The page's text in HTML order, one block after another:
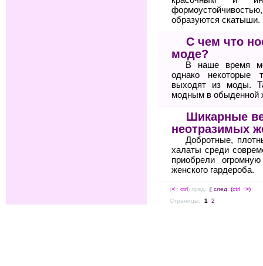
образуются скатыши.
С чем что
моде?
В наше время
однако некоторые
выходят из моды.
модным в обыденной
Шикарные
неотразимых
Добротные,
халаты среди
приобрели
женского гардероба.
(<-- ctrl) пред. ][ след. (ctrl --> )
Страницы:
1 2